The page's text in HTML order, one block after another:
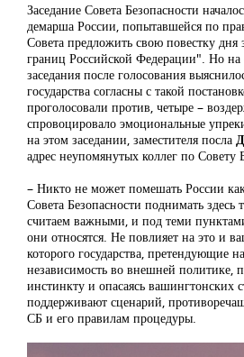
Заседание Совета Безопасности
демарша России, попытавшейся по
Совета предложить свою повестку
границ Российской Федерации". Но на
заседания после голосования
государства согласны с такой
проголосовали против, четыре –
спровоцировало эмоциональные
на этом заседании, заместителя посла
адрес неупомянутых коллег по Совету
– Никто не может помешать России
Совета Безопасности поднимать
считаем важными, и под теми
они относятся. Не повлияет на это и
которого государства, претендующие
независимость во внешней политике,
инстинкту и опасаясь вашингтонских
поддерживают сценарий,
СБ и его правилам процедуры.